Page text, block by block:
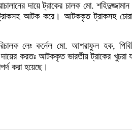
দায়ে ট্রাকের চালক মো. শহিদুজ্জামান
আটক করে। আটককৃত ট্রাকসহ
লেঃ কর্নেল মো. আশরাফুল হক,
করতঃ আটককৃত ভারতীয় ট্রাকের খুচরা
করা হয়েছে।